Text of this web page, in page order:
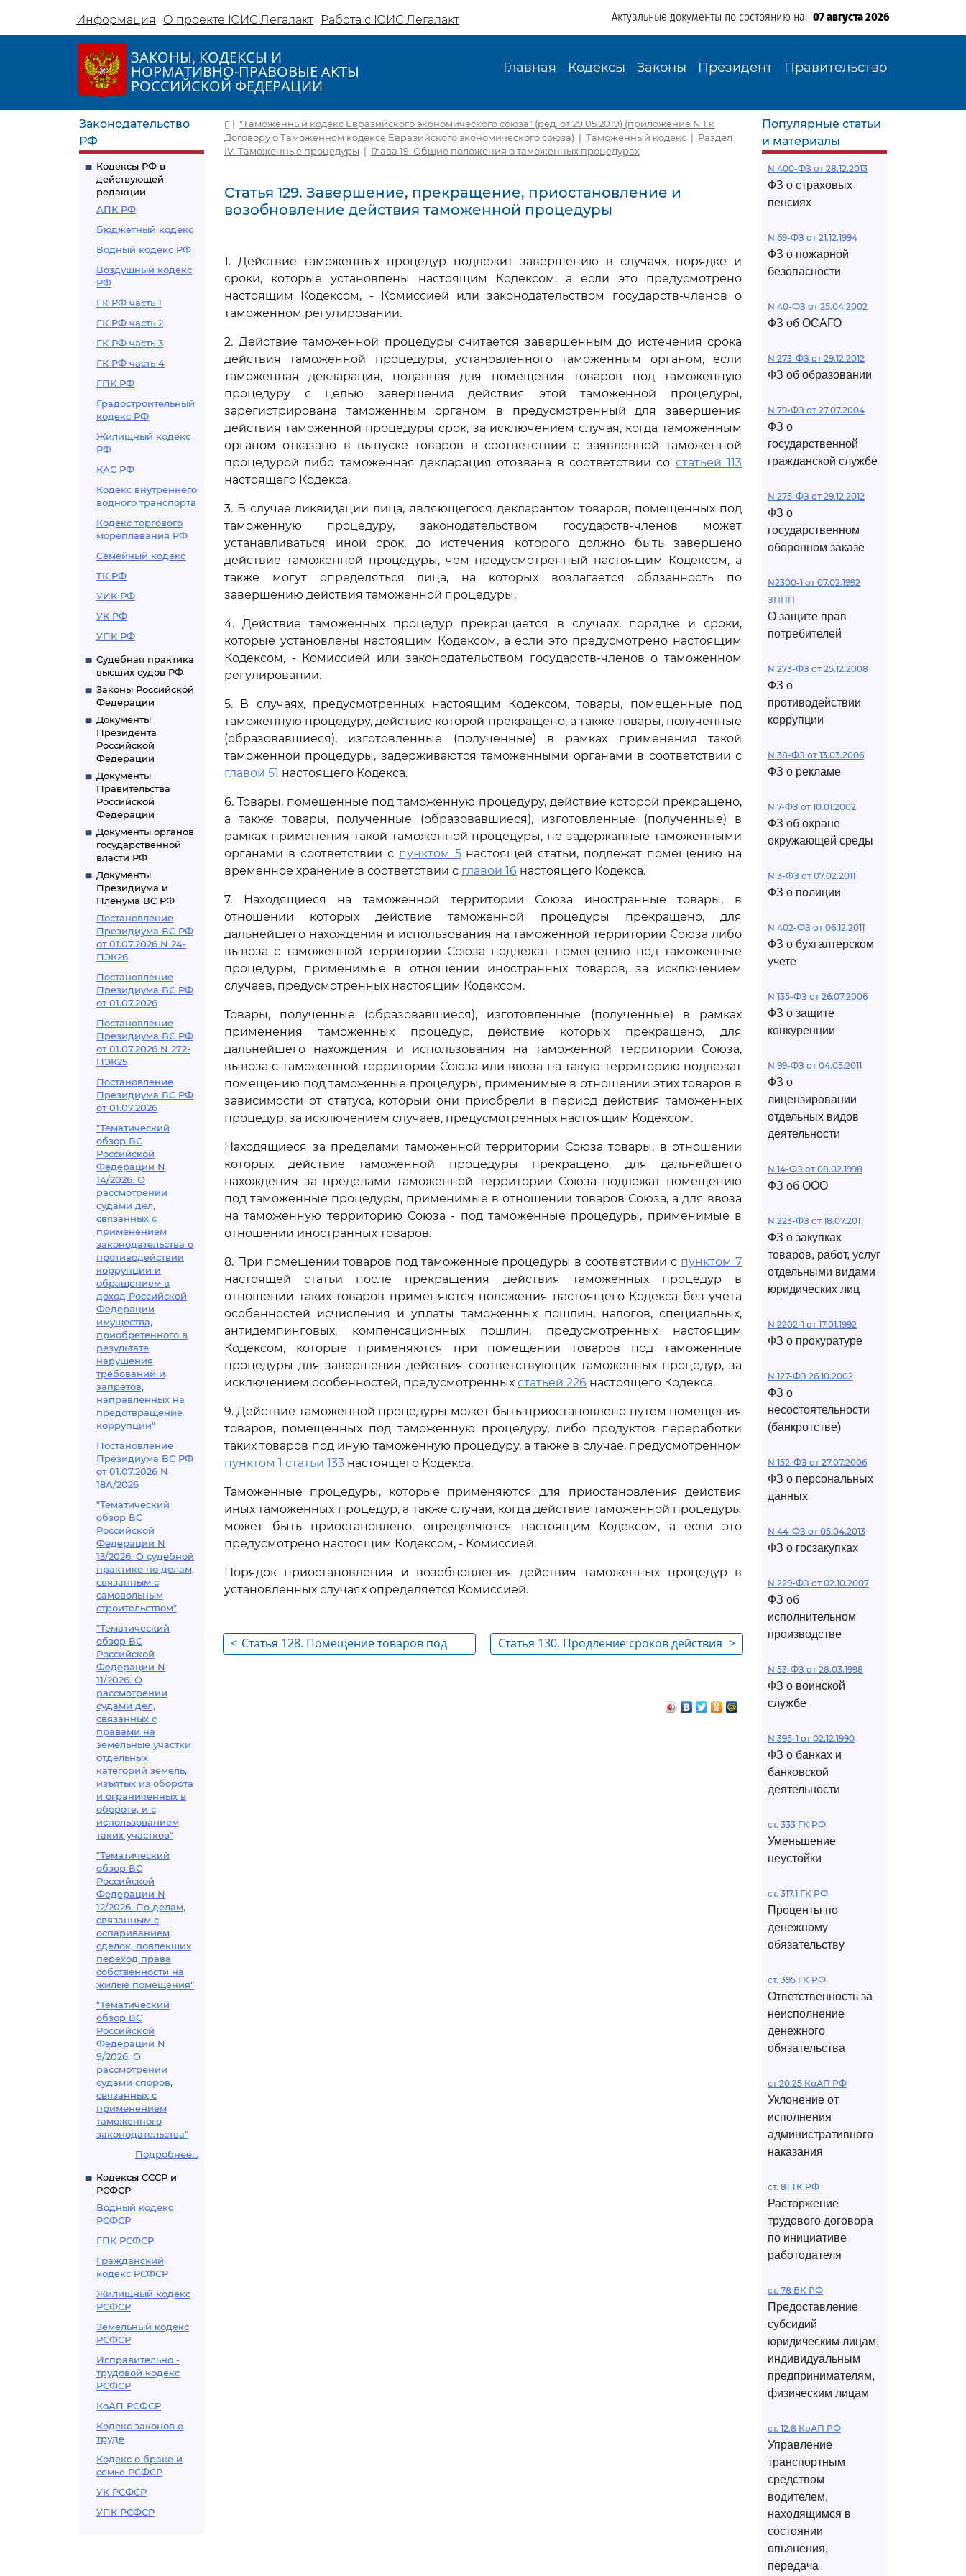
Информация О проекте ЮИС Легалакт Работа с ЮИС Легалакт Актуальные документы по состоянию на: 07 августа 2026
ЗАКОНЫ, КОДЕКСЫ И
НОРМАТИВНО-ПРАВОВЫЕ АКТЫ
РОССИЙСКОЙ ФЕДЕРАЦИИ
Главная Кодексы Законы Президент Правительство
Законодательство
РФ
Кодексы РФ в
действующей
редакции
АПК РФ
Бюджетный кодекс
Водный кодекс РФ
Воздушный кодекс
РФ
ГК РФ часть 1
ГК РФ часть 2
ГК РФ часть 3
ГК РФ часть 4
ГПК РФ
Градостроительный
кодекс РФ
Жилищный кодекс
РФ
КАС РФ
Кодекс внутреннего
водного транспорта
Кодекс торгового
мореплавания РФ
Семейный кодекс
ТК РФ
УИК РФ
УК РФ
УПК РФ
Судебная практика
высших судов РФ
Законы Российской
Федерации
Документы
Президента
Российской
Федерации
Документы
Правительства
Российской
Федерации
Документы органов
государственной
власти РФ
Документы
Президиума и
Пленума ВС РФ
Постановление
Президиума ВС РФ
от 01.07.2026 N 24-
ПЭК26
Постановление
Президиума ВС РФ
от 01.07.2026
Постановление
Президиума ВС РФ
от 01.07.2026 N 272-
ПЭК25
Постановление
Президиума ВС РФ
от 01.07.2026
"Тематический
обзор ВС
Российской
Федерации N
14/2026. О
рассмотрении
судами дел,
связанных с
применением
законодательства о
противодействии
коррупции и
обращением в
доход Российской
Федерации
имущества,
приобретенного в
результате
нарушения
требований и
запретов,
направленных на
предотвращение
коррупции"
Постановление
Президиума ВС РФ
от 01.07.2026 N
18А/2026
"Тематический
обзор ВС
Российской
Федерации N
13/2026. О судебной
практике по делам,
связанным с
самовольным
строительством"
"Тематический
обзор ВС
Российской
Федерации N
11/2026. О
рассмотрении
судами дел,
связанных с
правами на
земельные участки
отдельных
категорий земель,
изъятых из оборота
и ограниченных в
обороте, и с
использованием
таких участков"
"Тематический
обзор ВС
Российской
Федерации N
12/2026. По делам,
связанным с
оспариванием
сделок, повлекших
переход права
собственности на
жилые помещения"
"Тематический
обзор ВС
Российской
Федерации N
9/2026. О
рассмотрении
судами споров,
связанных с
применением
таможенного
законодательства"
Подробнее...
Кодексы СССР и
РСФСР
Водный кодекс
РСФСР
ГПК РСФСР
Гражданский
кодекс РСФСР
Жилищный кодекс
РСФСР
Земельный кодекс
РСФСР
Исправительно -
трудовой кодекс
РСФСР
КоАП РСФСР
Кодекс законов о
труде
Кодекс о браке и
семье РСФСР
УК РСФСР
УПК РСФСР
| "Таможенный кодекс Евразийского экономического союза" (ред. от 29.05.2019) (приложение N 1 к
Договору о Таможенном кодексе Евразийского экономического союза) | Таможенный кодекс | Раздел
IV. Таможенные процедуры | Глава 19. Общие положения о таможенных процедурах
Статья 129. Завершение, прекращение, приостановление и
возобновление действия таможенной процедуры
1. Действие таможенных процедур подлежит завершению в случаях, порядке и
сроки, которые установлены настоящим Кодексом, а если это предусмотрено
настоящим Кодексом, - Комиссией или законодательством государств-членов о
таможенном регулировании.
2. Действие таможенной процедуры считается завершенным до истечения срока
действия таможенной процедуры, установленного таможенным органом, если
таможенная декларация, поданная для помещения товаров под таможенную
процедуру с целью завершения действия этой таможенной процедуры,
зарегистрирована таможенным органом в предусмотренный для завершения
действия таможенной процедуры срок, за исключением случая, когда таможенным
органом отказано в выпуске товаров в соответствии с заявленной таможенной
процедурой либо таможенная декларация отозвана в соответствии со статьей 113
настоящего Кодекса.
3. В случае ликвидации лица, являющегося декларантом товаров, помещенных под
таможенную процедуру, законодательством государств-членов может
устанавливаться иной срок, до истечения которого должно быть завершено
действие таможенной процедуры, чем предусмотренный настоящим Кодексом, а
также могут определяться лица, на которых возлагается обязанность по
завершению действия таможенной процедуры.
4. Действие таможенных процедур прекращается в случаях, порядке и сроки,
которые установлены настоящим Кодексом, а если это предусмотрено настоящим
Кодексом, - Комиссией или законодательством государств-членов о таможенном
регулировании.
5. В случаях, предусмотренных настоящим Кодексом, товары, помещенные под
таможенную процедуру, действие которой прекращено, а также товары, полученные
(образовавшиеся), изготовленные (полученные) в рамках применения такой
таможенной процедуры, задерживаются таможенными органами в соответствии с
главой 51 настоящего Кодекса.
6. Товары, помещенные под таможенную процедуру, действие которой прекращено,
а также товары, полученные (образовавшиеся), изготовленные (полученные) в
рамках применения такой таможенной процедуры, не задержанные таможенными
органами в соответствии с пунктом 5настоящей статьи, подлежат помещению на
временное хранение в соответствии с главой 16 настоящего Кодекса.
7. Находящиеся на таможенной территории Союза иностранные товары, в
отношении которых действие таможенной процедуры прекращено, для
дальнейшего нахождения и использования на таможенной территории Союза либо
вывоза с таможенной территории Союза подлежат помещению под таможенные
процедуры, применимые в отношении иностранных товаров, за исключением
случаев, предусмотренных настоящим Кодексом.
Товары, полученные (образовавшиеся), изготовленные (полученные) в рамках
применения таможенных процедур, действие которых прекращено, для
дальнейшего нахождения и использования на таможенной территории Союза,
вывоза с таможенной территории Союза или ввоза на такую территорию подлежат
помещению под таможенные процедуры, применимые в отношении этих товаров в
зависимости от статуса, который они приобрели в период действия таможенных
процедур, за исключением случаев, предусмотренных настоящим Кодексом.
Находящиеся за пределами таможенной территории Союза товары, в отношении
которых действие таможенной процедуры прекращено, для дальнейшего
нахождения за пределами таможенной территории Союза подлежат помещению
под таможенные процедуры, применимые в отношении товаров Союза, а для ввоза
на таможенную территорию Союза - под таможенные процедуры, применимые в
отношении иностранных товаров.
8. При помещении товаров под таможенные процедуры в соответствии с пунктом 7
настоящей статьи после прекращения действия таможенных процедур в
отношении таких товаров применяются положения настоящего Кодекса без учета
особенностей исчисления и уплаты таможенных пошлин, налогов, специальных,
антидемпинговых, компенсационных пошлин, предусмотренных настоящим
Кодексом, которые применяются при помещении товаров под таможенные
процедуры для завершения действия соответствующих таможенных процедур, за
исключением особенностей, предусмотренных статьей 226 настоящего Кодекса.
9. Действие таможенной процедуры может быть приостановлено путем помещения
товаров, помещенных под таможенную процедуру, либо продуктов переработки
таких товаров под иную таможенную процедуру, а также в случае, предусмотренном
пунктом 1 статьи 133 настоящего Кодекса.
Таможенные процедуры, которые применяются для приостановления действия
иных таможенных процедур, а также случаи, когда действие таможенной процедуры
может быть приостановлено, определяются настоящим Кодексом, а если это
предусмотрено настоящим Кодексом, - Комиссией.
Порядок приостановления и возобновления действия таможенных процедур в
установленных случаях определяется Комиссией.
< Статья 128. Помещение товаров под
>
Статья 130. Продление сроков действия
Популярные статьи
и материалы
N 400-ФЗ от 28.12.2013
ФЗ о страховых
пенсиях
N 69-ФЗ от 21.12.1994
ФЗ о пожарной
безопасности
N 40-ФЗ от 25.04.2002
ФЗ об ОСАГО
N 273-ФЗ от 29.12.2012
ФЗ об образовании
N 79-ФЗ от 27.07.2004
ФЗ о
государственной
гражданской службе
N 275-ФЗ от 29.12.2012
ФЗ о
государственном
оборонном заказе
N2300-1 от 07.02.1992
ЗППП
О защите прав
потребителей
N 273-ФЗ от 25.12.2008
ФЗ о
противодействии
коррупции
N 38-ФЗ от 13.03.2006
ФЗ о рекламе
N 7-ФЗ от 10.01.2002
ФЗ об охране
окружающей среды
N 3-ФЗ от 07.02.2011
ФЗ о полиции
N 402-ФЗ от 06.12.2011
ФЗ о бухгалтерском
учете
N 135-ФЗ от 26.07.2006
ФЗ о защите
конкуренции
N 99-ФЗ от 04.05.2011
ФЗ о
лицензировании
отдельных видов
деятельности
N 14-ФЗ от 08.02.1998
ФЗ об ООО
N 223-ФЗ от 18.07.2011
ФЗ о закупках
товаров, работ, услуг
отдельными видами
юридических лиц
N 2202-1 от 17.01.1992
ФЗ о прокуратуре
N 127-ФЗ 26.10.2002
ФЗ о
несостоятельности
(банкротстве)
N 152-ФЗ от 27.07.2006
ФЗ о персональных
данных
N 44-ФЗ от 05.04.2013
ФЗ о госзакупках
N 229-ФЗ от 02.10.2007
ФЗ об
исполнительном
производстве
N 53-ФЗ от 28.03.1998
ФЗ о воинской
службе
N 395-1 от 02.12.1990
ФЗ о банках и
банковской
деятельности
ст. 333 ГК РФ
Уменьшение
неустойки
ст. 317.1 ГК РФ
Проценты по
денежному
обязательству
ст. 395 ГК РФ
Ответственность за
неисполнение
денежного
обязательства
ст 20.25 КоАП РФ
Уклонение от
исполнения
административного
наказания
ст. 81 ТК РФ
Расторжение
трудового договора
по инициативе
работодателя
ст. 78 БК РФ
Предоставление
субсидий
юридическим лицам,
индивидуальным
предпринимателям,
физическим лицам
ст. 12.8 КоАП РФ
Управление
транспортным
средством
водителем,
находящимся в
состоянии
опьянения,
передача